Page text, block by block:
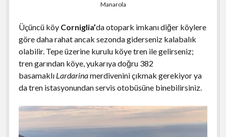
Manarola
Üçüncü köy Corniglia’daotopark imkanı diğer köylere
göre daha rahat ancak sezonda giderseniz kalabalık
olabilir. Tepe üzerine kurulu köye tren ile gelirseniz;
tren garından köye, yukarıya doğru 382
basamaklı Lardarinamerdivenini çıkmak gerekiyor ya
da tren istasyonundan servis otobüsüne binebilirsiniz.